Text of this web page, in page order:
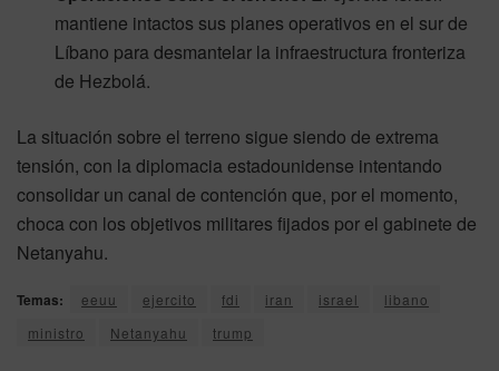
mantiene intactos sus planes operativos en el sur de
Líbano para desmantelar la infraestructura fronteriza
de Hezbolá.
La situación sobre el terreno sigue siendo de extrema
tensión, con la diplomacia estadounidense intentando
consolidar un canal de contención que, por el momento,
choca con los objetivos militares fijados por el gabinete de
Netanyahu.
Temas: eeuu ejercito fdi iran israel
libano
ministro
Netanyahu trump